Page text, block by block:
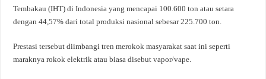
Tembakau (IHT) di Indonesia yang mencapai 100.600 ton atau setara
dengan 44,57% dari total produksi nasional sebesar 225.700 ton.
Prestasi tersebut diimbangi tren merokok masyarakat saat ini seperti
maraknya rokok elektrik atau biasa disebut vapor/vape.